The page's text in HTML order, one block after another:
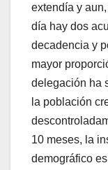
extendía y
día hay dos
decadencia y
mayor
delegación ha
la población
10 meses, la
demográfico